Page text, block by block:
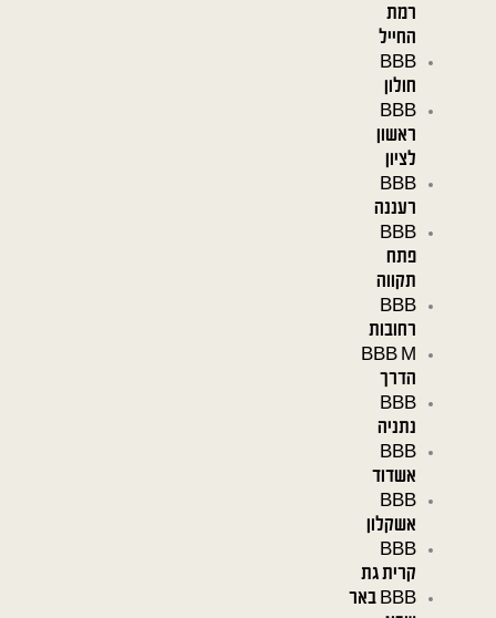
רמת
החייל
BBB
חולון
BBB
ראשון
לציון
BBB
רעננה
BBB
פתח
תקווה
BBB
רחובות
BBB M
הדרך
BBB
נתניה
BBB
אשדוד
BBB
אשקלון
BBB
קרית גת
BBB באר